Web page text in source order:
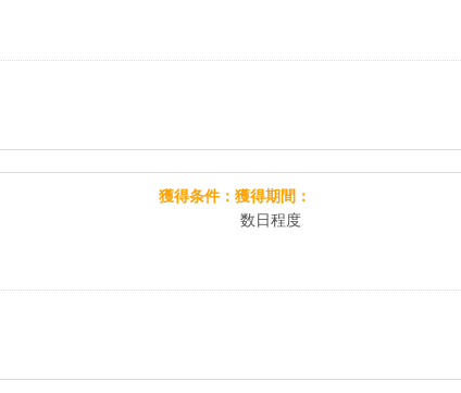
獲得条件
獲得期間
数日程度